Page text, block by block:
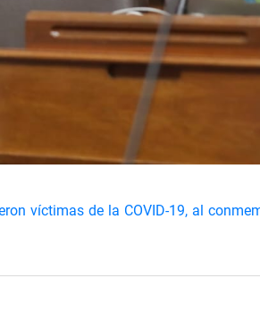
víctimas de la COVID-19, al